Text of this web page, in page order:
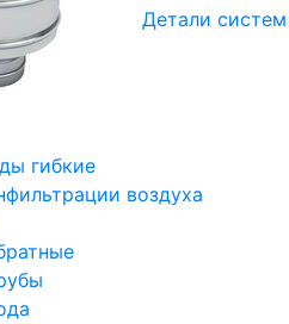
Детали систем
гибкие
воздуха